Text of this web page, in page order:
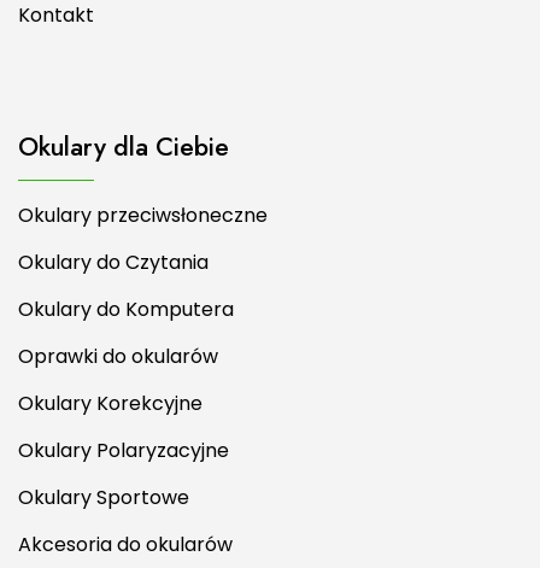
Kontakt
Okulary dla Ciebie
Okulary przeciwsłoneczne
Okulary do Czytania
Okulary do Komputera
Oprawki do okularów
Okulary Korekcyjne
Okulary Polaryzacyjne
Okulary Sportowe
Akcesoria do okularów